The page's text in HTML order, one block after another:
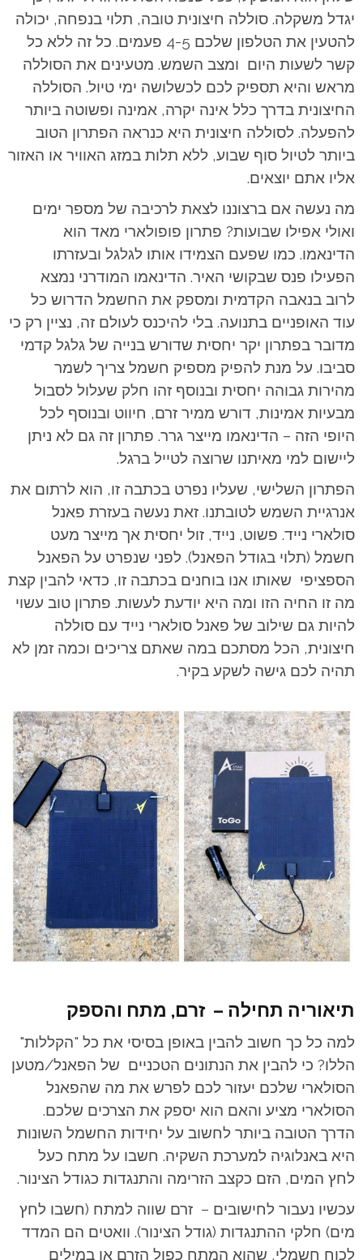
יגדל משקלה. סוללה חיצונית טובה, תלוי בנפחה, יכולה
להטעין את הטלפון שלכם 4-5 פעמים. כל זה ללא כל
קשר לשעות היום ומצב השמש. מטעינים את הסוללה
מראש והיא תספיק לכם לכשלושה ימי טיול. הסוללה
החיצונית בדרך כלל אינה יקרה, אמינה ופשוטה ביותר
להפעלה. לסוללה חיצונית היא כנראה הפתרון הטוב
ביותר לטיול סוף שבוע, ללא תלות במזג האוויר או האזור
אליו אתם יוצאים.
מה נעשה אם ברצוננו לצאת לרכיבה של מספר ימים
ואולי אפילו שבועות? פתרון פופולארי מאד הוא
הדינאמו. כמו שפעם הצמידו אותו לגלגל ובעזרתו
הפעילו פנס שבקושי האיר. הדינאמו המודרני נמצא
לרוב בנאבה הקדמית ומספק את החשמל הדרוש כל
עוד האופניים בתנועה. בלי להיכנס לעולם זה, נציין רק כי
מדובר בפתרון יקר יחסית שדורש בנייה של גלגל קדמי
סביבו. על מנת להפיק מספיק חשמל צריך לשמר
מהירות גבוהה יחסית ובנוסף זהו חלק שעלול לסבול
מבעיות אמינות, דורש ממיר זרם, חיווט ובנוסף לכל
היופי הזה – הדינאמו מייצר גרר. פתרון זה גם לא ניתן
ליישום למי מאיתנו שרוצה לטייל ברגל.
הפתרון השלישי, שעליו נפרט בכתבה זו, הוא לרתום את
אנרגיית השמש לטובתנו. זאת נעשה בעזרת פאנל
סולארי נייד. פשוט, נייד, זול יחסית אך מייצר מעט
חשמל (תלוי בגודל הפאנל). לפני שנפרט על הפאנל
הספציפי שאותו אנו בוחנים בכתבה זו, כדאי להבין קצת
מה זו החיה הזו ומה היא יודעת לעשות. פתרון טוב עשוי
להיות גם שילוב של פאנל סולארי נייד עם סוללה
חיצונית, הכל מסתכם במה שאתם צריכים וכמה זמן לא
תהיה לכם גישה לשקע בקיר.
תיאוריה תחילה – זרם, מתח והספק
למה כל כך חשוב להבין באופן בסיסי את כל "הקללות"
הללו? כי להבין את הנתונים הטכניים של הפאנל/מטען
הסולארי שלכם יעזור לכם לפרש את מה שהפאנל
הסולארי מציע והאם הוא יספק את הצרכים שלכם.
הדרך הטובה ביותר לחשוב על יחידות החשמל השונות
היא באנלוגיה למערכת השקיה. חשבו על מתח כעל
לחץ המים, הזם כקצב הזרימה והתנגדות כגודל הצינור.
עכשיו נעבור לחישובים – זרם שווה למתח (חשבו לחץ
מים) חלקי ההתנגדות (גודל הצינור). וואטים הם המדד
לכוח חשמלי, שהוא המתח כפול הזרם או במילים